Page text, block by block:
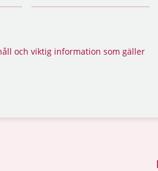
och viktig information som gäller